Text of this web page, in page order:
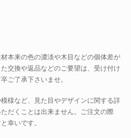
本来の色の濃淡や木目などの個体差が
交換や返品などのご要望は、受け付け
ご了承下さいませ。
様など、見た目やデザインに関する詳
だくことは出来ません。ご注文の際
幸いです。